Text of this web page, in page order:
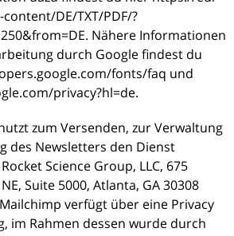
DE/TXT/PDF/?
Nähere Informationen
durch Google findest du
fonts/faq und
privacy?hl=de.
zum Versenden, zur Verwaltung
des Newsletters den Dienst
Science Group, LLC, 675
Suite 5000, Atlanta, GA 30308
Mailchimp verfügt über eine Privacy
im Rahmen dessen wurde durch